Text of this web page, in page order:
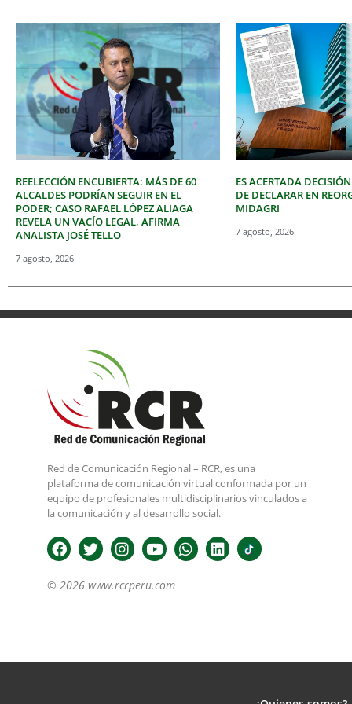
REELECCIÓN ENCUBIERTA: MÁS DE 60
ALCALDES PODRÍAN SEGUIR EN EL
PODER; CASO RAFAEL LÓPEZ ALIAGA
REVELA UN VACÍO LEGAL, AFIRMA
ANALISTA JOSÉ TELLO
7 agosto, 2026
ES ACERTADA
DE DECLARAR EN
MIDAGRI
7 agosto, 2026
Red de Comunicación Regional – RCR, es una
plataforma de comunicación virtual conformada por un
equipo de profesionales multidisciplinarios vinculados a
la comunicación y al desarrollo social.
© 2026 www.rcrperu.com